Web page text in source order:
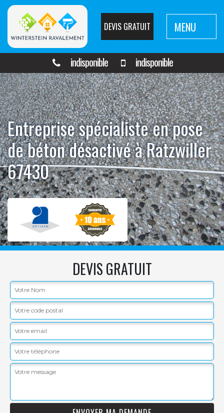
DEVIS GRATUIT MENU
indisponible indisponible
Entreprise spécialiste en pose
de béton désactivé à Ratzwiller
67430
DEVIS GRATUIT